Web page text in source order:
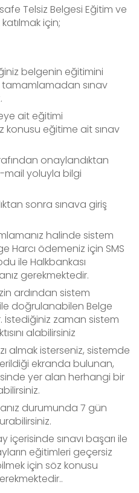
Telsiz Belgesi Eğitim ve
katılmak için;
belgenin eğitimini
tamamlamadan sınav
ait eğitimi
konusu eğitime ait sınav
onaylandıktan
mail yoluyla bilgi
sonra sınava giriş
halinde sistem
Harcı ödemeniz için SMS
ile Halkbankası
gerekmektedir.
ardından sistem
doğrulanabilen Belge
İstediğiniz zaman sistem
alabilirsiniz
almak isterseniz, sistemde
ekranda bulunan,
yer alan herhangi bir
durumunda 7 gün
içerisinde sınavı başarı ile
eğitimleri geçersiz
için söz konusu